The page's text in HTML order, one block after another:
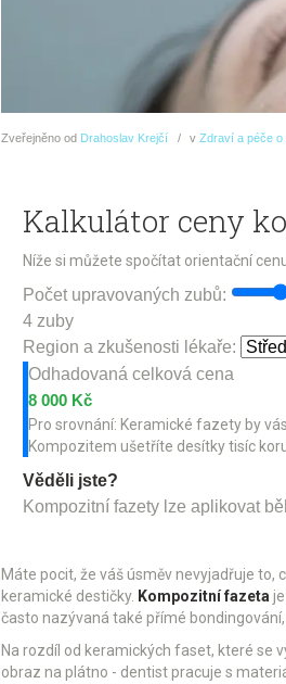
Zveřejněno od Drahoslav Krejčí v Zdraví a péče o
Kalkulátor ceny
Níže si můžete spočítat orientační
Počet upravovaných zubů:
4 zuby
Region a zkušenosti lékaře:
Odhadovaná celková cena
8 000 Kč
Pro srovnání: Keramické fazety by
Kompozitem ušetříte desítky tisíc
Věděli jste?
Kompozitní fazety lze aplikovat
Máte pocit, že váš úsměv nevyjadřuje
keramické destičky. Kompozitní fazeta je
často nazývaná také přímé
Na rozdíl od keramických faset, které se
obraz na plátno - dentist pracuje s